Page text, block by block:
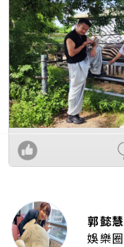
郭懿慧
娛樂圈